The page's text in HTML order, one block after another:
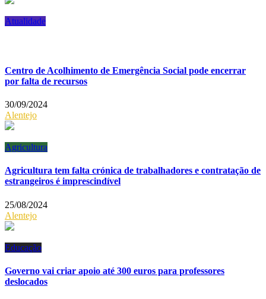
Atualidade
Centro de Acolhimento de Emergência Social pode encerrar
por falta de recursos
30/09/2024
Alentejo
Agricultura
Agricultura tem falta crónica de trabalhadores e contratação de
estrangeiros é imprescindível
25/08/2024
Alentejo
Educação
Governo vai criar apoio até 300 euros para professores
deslocados